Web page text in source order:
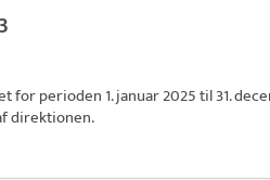
for perioden 1. januar 2025 til 31.
direktionen.